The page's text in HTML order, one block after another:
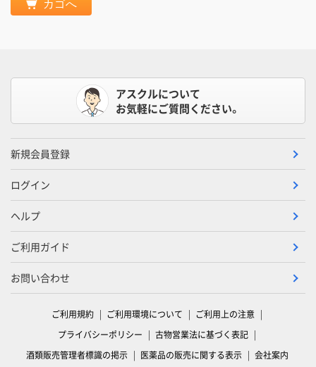
カゴへ
アスクルについて
お気軽にご質問ください。
新規会員登録
ログイン
ヘルプ
ご利用ガイド
お問い合わせ
ご利用規約 ご利用環境について
ご利用上の注意
プライバシーポリシー
古物営業法に基づく表記
酒類販売管理者標識の掲示
医薬品の販売に関する表示 会社案内